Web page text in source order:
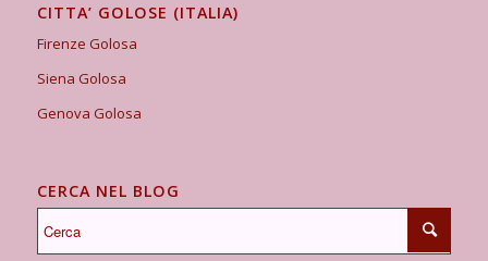
CITTA’ GOLOSE (ITALIA)
Firenze Golosa
Siena Golosa
Genova Golosa
CERCA NEL BLOG